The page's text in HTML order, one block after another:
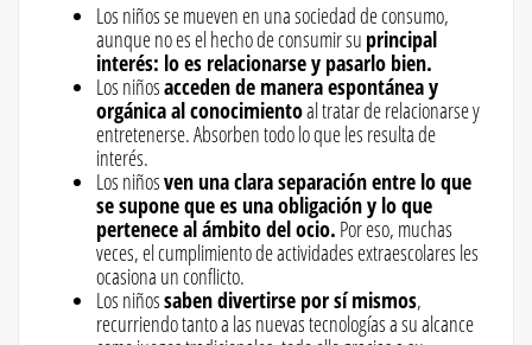
Los niños se mueven en una sociedad de consumo,
aunque no es el hecho de consumir su principal
interés: lo es relacionarse y pasarlo bien.
Los niñosacceden de manera espontánea y
orgánica al conocimientoal tratar de relacionarse y
entretenerse. Absorben todo lo que les resulta de
interés.
Los niñosven una clara separación entre lo que
se supone que es una obligación y lo que
pertenece al ámbito del ocio. Por eso, muchas
veces, el cumplimiento de actividades extraescolares les
ocasiona un conflicto.
Los niñossaben divertirse por sí mismos,
recurriendo tanto a las nuevas tecnologías a su alcance